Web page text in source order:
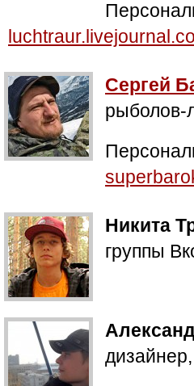
Сергей
рыболов-
Никита
группы